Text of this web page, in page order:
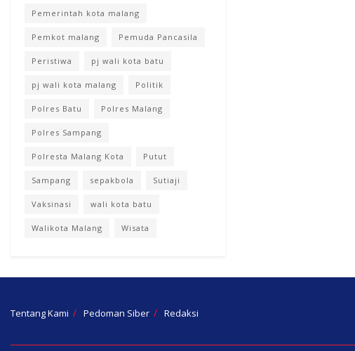
Pemerintah kota malang
Pemkot malang Pemuda Pancasila
Peristiwa pj wali kota batu
pj wali kota malang Politik
Polres Batu Polres Malang
Polres Sampang
Polresta Malang Kota Putut
Sampang sepakbola Sutiaji
Vaksinasi wali kota batu
Walikota Malang Wisata
Tentang Kami Pedoman Siber Redaksi